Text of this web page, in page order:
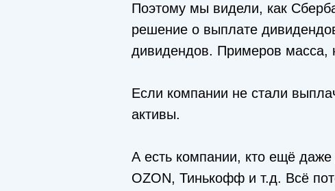
Поэтому мы видели, как
решение о выплате
дивидендов. Примеров масса,
Если компании не стали
активы.
А есть компании, кто ещё
OZON, Тинькофф и т.д. Всё